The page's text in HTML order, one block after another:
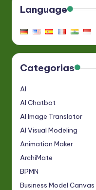
Language
Categorias
AI
AI Chatbot
AI Image Translator
AI Visual Modeling
Animation Maker
ArchiMate
BPMN
Business Model Canvas